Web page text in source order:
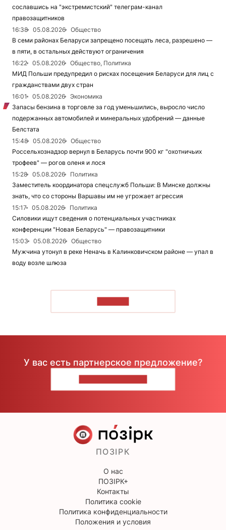
сославшись на "экстремистский" телеграм-канал
правозащитников
16:38
05.08.2026
Общество
В семи районах Беларуси запрещено посещать леса, разрешено —
в пяти, в остальных действуют ограничения
16:22
05.08.2026
Общество, Политика
МИД Польши предупредил о рисках посещения Беларуси для лиц с
гражданствами двух стран
16:01
05.08.2026
Экономика
Запасы бензина в торговле за год уменьшились, выросло число
подержанных автомобилей и минеральных удобрений — данные
Белстата
15:48
05.08.2026
Общество
Россельхознадзор вернул в Беларусь почти 900 кг "охотничьих
трофеев" — рогов оленя и лося
15:28
05.08.2026
Политика
Заместитель координатора спецслужб Польши: В Минске должны
знать, что со стороны Варшавы им не угрожает агрессия
15:17
05.08.2026
Политика
Силовики ищут сведения о потенциальных участниках
конференции "Новая Беларусь" — правозащитники
15:03
05.08.2026
Общество
Мужчина утонул в реке Неначь в Калинковичском районе — упал в
воду возле шлюза
У вас есть партнерское предложение?
ПОЗІРК
О нас
ПОЗІРК+
Контакты
Политика cookie
Политика конфиденциальности
Положения и условия